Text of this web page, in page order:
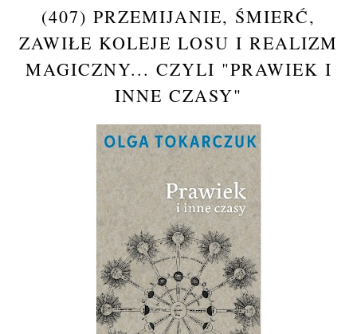
(407) PRZEMIJANIE, ŚMIERĆ,
ZAWIŁE KOLEJE LOSU I REALIZM
MAGICZNY... CZYLI "PRAWIEK I
INNE CZASY"